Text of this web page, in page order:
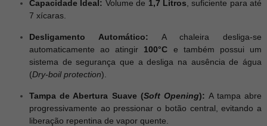
Capacidade Ideal: Volume de 1,7 Litros , suficiente para até
7 xícaras.
Desligamento Automático: A chaleira desliga-se
automaticamente ao atingir 100°C e também possui um
sistema de segurança que a desliga na ausência de água
(Dry-boil protection).
Tampa de Abertura Suave (Soft Opening): A tampa abre
progressivamente ao pressionar o botão central, evitando a
liberação repentina de vapor quente.